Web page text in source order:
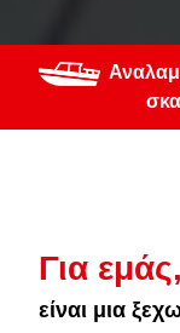
Για
είναι μια